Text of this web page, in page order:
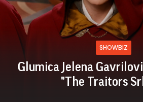
SHOWBIZ
"Zaklela se zemlja raju" -
stiže na